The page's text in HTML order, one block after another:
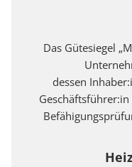
Das Gütesiegel
dessen